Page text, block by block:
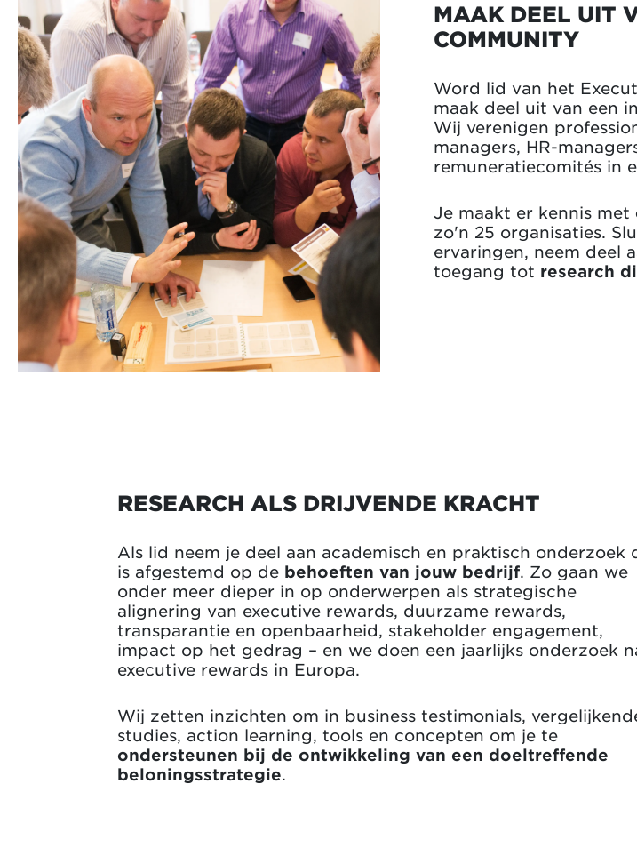
MAAK DEEL UIT
COMMUNITY
Word lid van het
maak deel uit van een
Wij verenigen
managers, HR-
remuneratiecomités in
Je maakt er kennis met
zo'n 25 organisaties.
ervaringen, neem deel
toegang tot research
RESEARCH ALS DRIJVENDE KRACHT
Als lid neem je deel aan academisch en praktisch onderzoek
is afgestemd op de behoeften van jouw bedrijf. Zo gaan we
onder meer dieper in op onderwerpen als strategische
alignering van executive rewards, duurzame rewards,
transparantie en openbaarheid, stakeholder engagement,
impact op het gedrag – en we doen een jaarlijks onderzoek
executive rewards in Europa.
Wij zetten inzichten om in business testimonials,
studies, action learning, tools en concepten om je te
ondersteunen bij de ontwikkeling van een doeltreffende
beloningsstrategie.